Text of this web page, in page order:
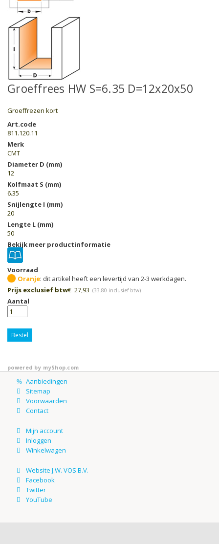
Groeffrees HW S=6.35 D=12x20x50
Groeffrezen kort
Art.code
811.120.11
Merk
CMT
Diameter D (mm)
12
Kolfmaat S (mm)
6.35
Snijlengte I (mm)
20
Lengte L (mm)
50
Bekijk meer productinformatie
Voorraad
Oranje
Prijs exclusief btw€ 27,93 (33.80 inclusief btw)
Aantal
Bestel
powered by myShop.com